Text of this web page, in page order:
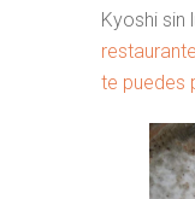
Kyoshi sin
te puedes